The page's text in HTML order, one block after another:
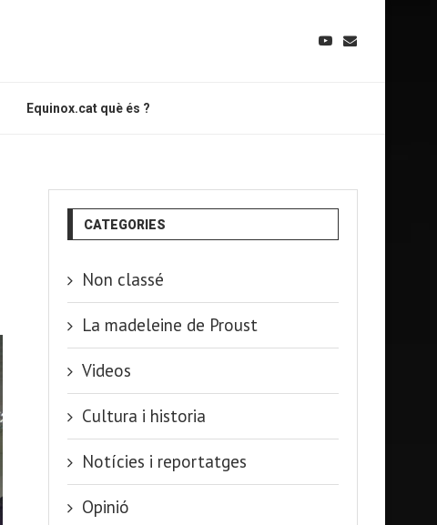
Equinox.cat què és ?
CATEGORIES
Non classé
La madeleine de Proust
Videos
Cultura i historia
Notícies i reportatges
Opinió